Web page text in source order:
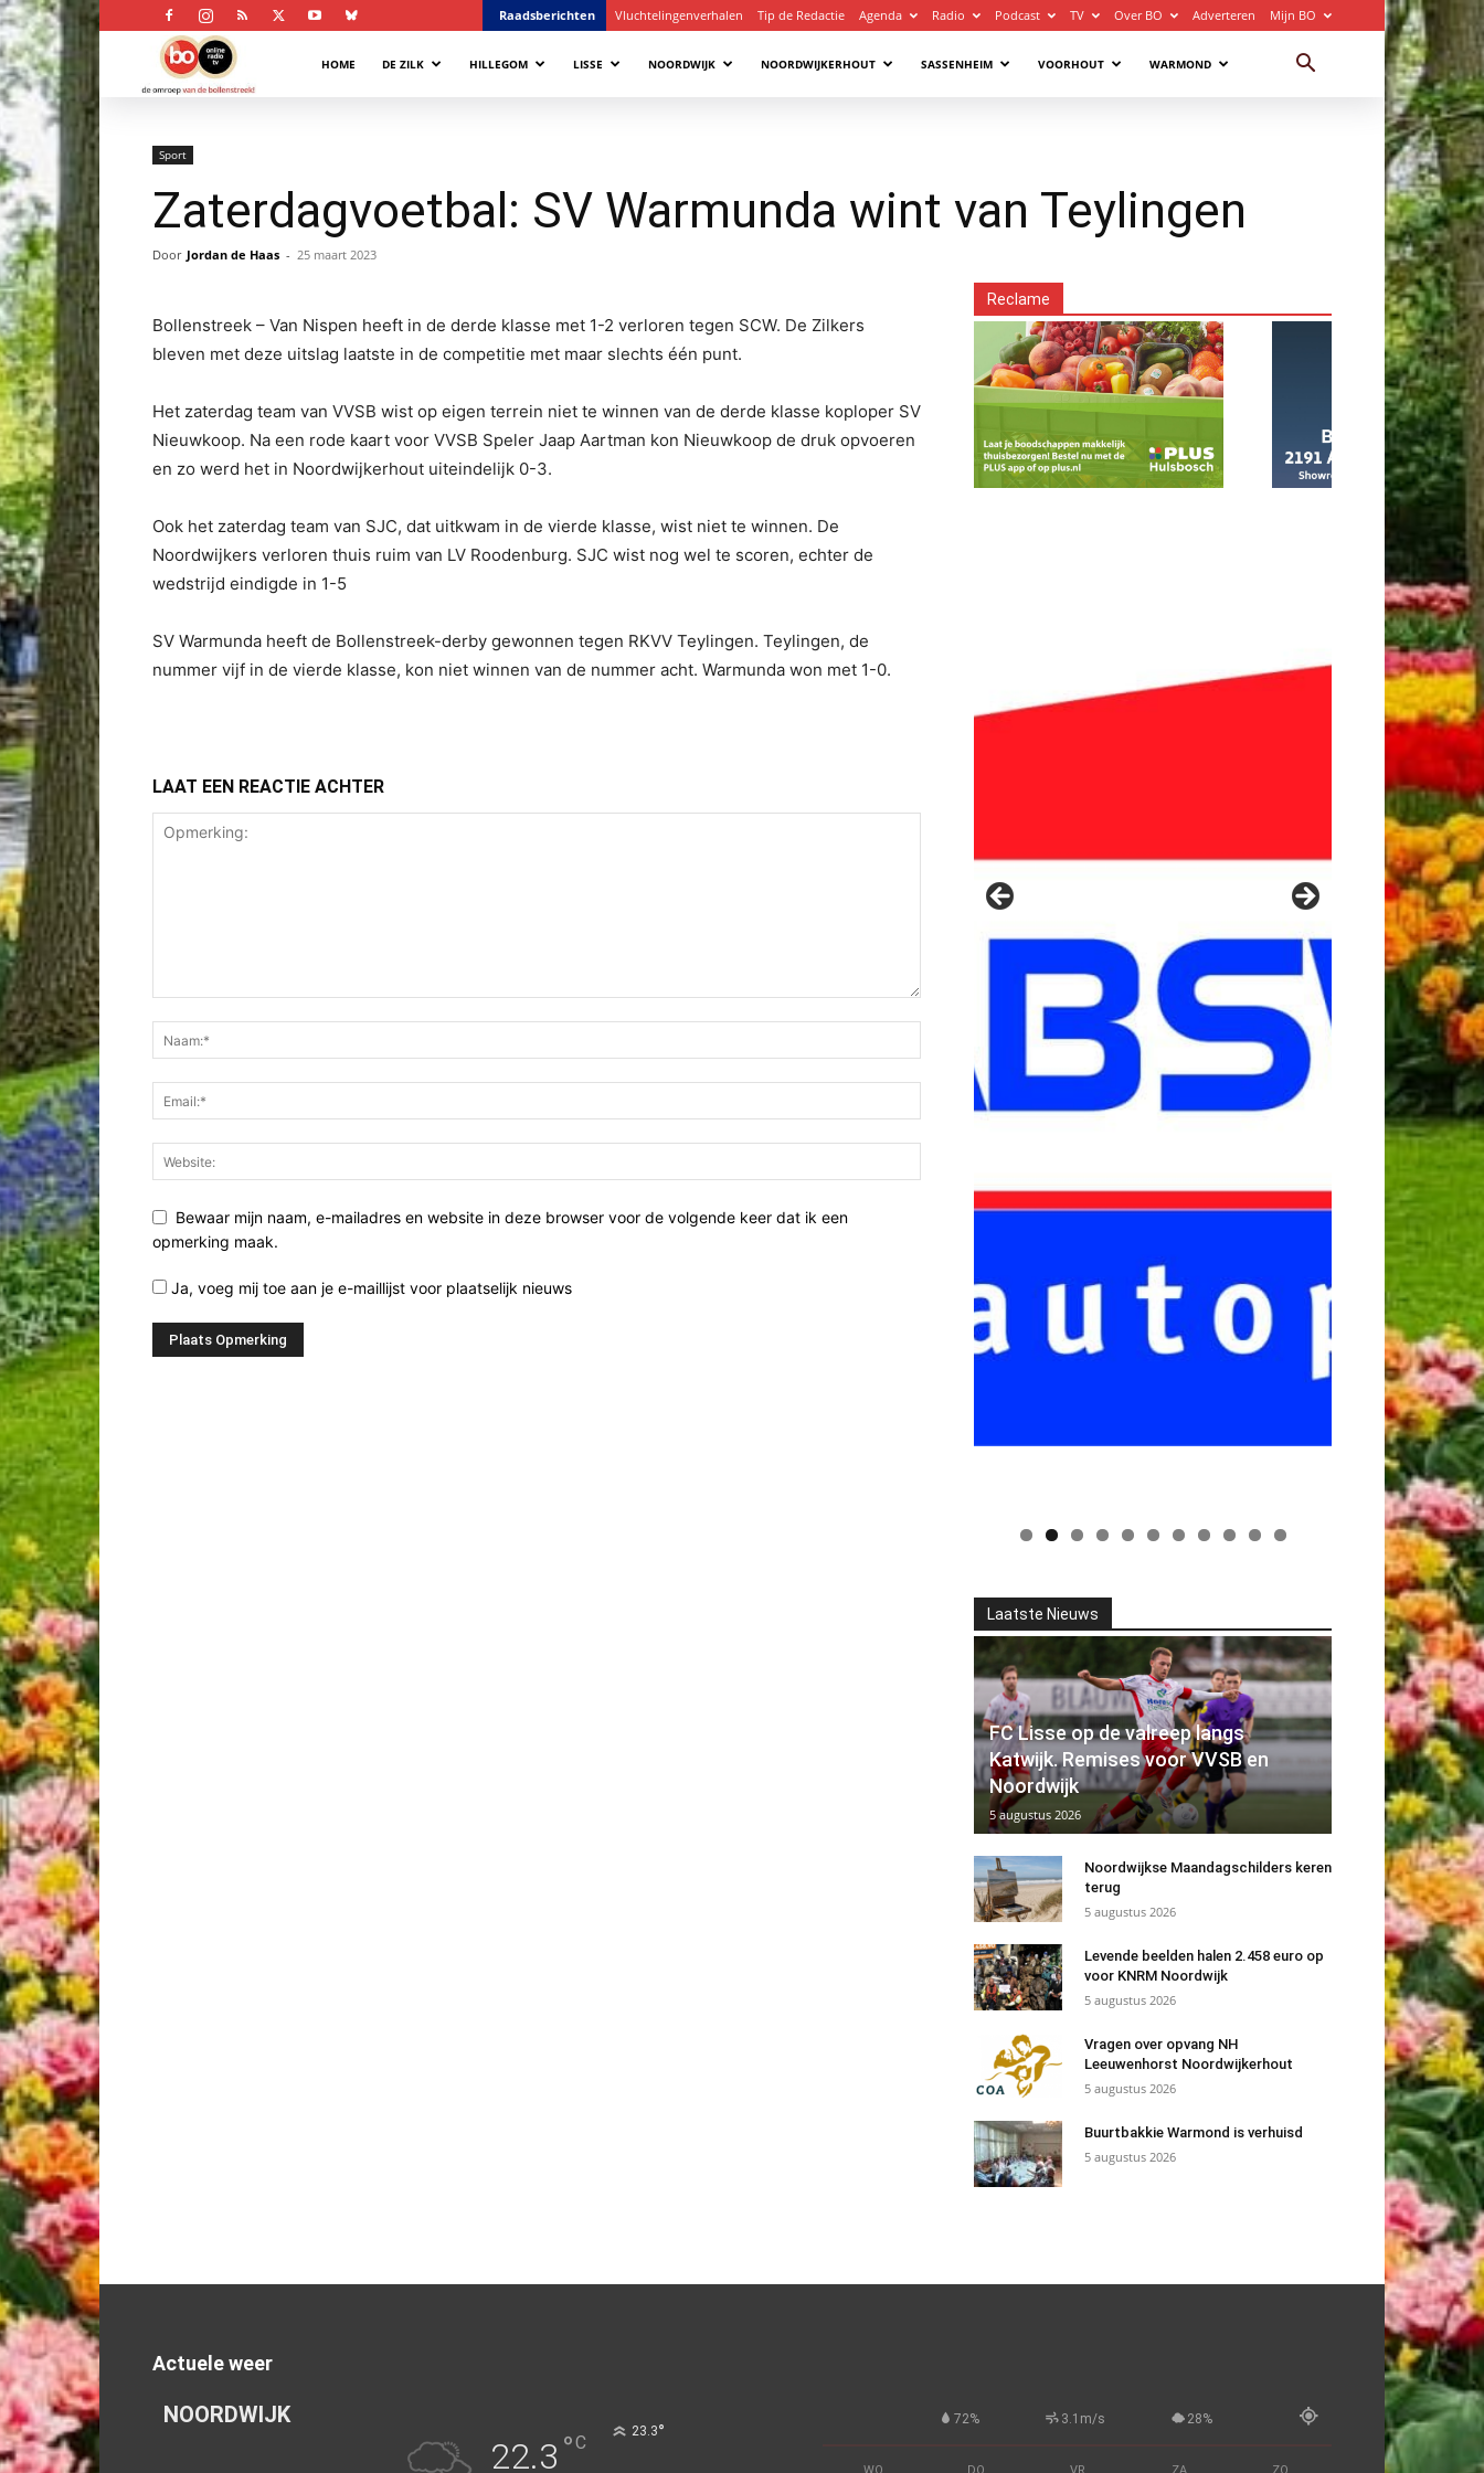
Raadsberichten Vluchtelingenverhalen Tip de Redactie Agenda Radio Podcast TV Over BO Adverteren Mijn BO
Bollenstreek
HOME DE ZILK HILLEGOM LISSE NOORDWIJK NOORDWIJKERHOUT SASSENHEIM VOORHOUT WARMOND
Sport
Zaterdagvoetbal: SV Warmunda wint van Teylingen
Door Jordan de Haas - 25 maart 2023
Bollenstreek – Van Nispen heeft in de derde klasse met 1-2 verloren tegen SCW. De Zilkers
bleven met deze uitslag laatste in de competitie met maar slechts één punt.
Het zaterdag team van VVSB wist op eigen terrein niet te winnen van de derde klasse koploper SV
Nieuwkoop. Na een rode kaart voor VVSB Speler Jaap Aartman kon Nieuwkoop de druk opvoeren
en zo werd het in Noordwijkerhout uiteindelijk 0-3.
Ook het zaterdag team van SJC, dat uitkwam in de vierde klasse, wist niet te winnen. De
Noordwijkers verloren thuis ruim van LV Roodenburg. SJC wist nog wel te scoren, echter de
wedstrijd eindigde in 1-5
SV Warmunda heeft de Bollenstreek-derby gewonnen tegen RKVV Teylingen. Teylingen, de
nummer vijf in de vierde klasse, kon niet winnen van de nummer acht. Warmunda won met 1-0.
LAAT EEN REACTIE ACHTER
Bewaar mijn naam, e-mailadres en website in deze browser voor de volgende keer dat ik een
opmerking maak.
Ja, voeg mij toe aan je e-maillijst voor plaatselijk nieuws
Reclame
Laatste Nieuws
FC Lisse op de valreep langs
Katwijk. Remises voor VVSB en
Noordwijk
5 augustus 2026
Noordwijkse Maandagschilders keren
terug
5 augustus 2026
Levende beelden halen 2.458 euro op
voor KNRM Noordwijk
5 augustus 2026
Vragen over opvang NH
Leeuwenhorst Noordwijkerhout
5 augustus 2026
Buurtbakkie Warmond is verhuisd
5 augustus 2026
Actuele weer
NOORDWIJK
22.3 °C
23.3°
72% 3.1m/s 28%